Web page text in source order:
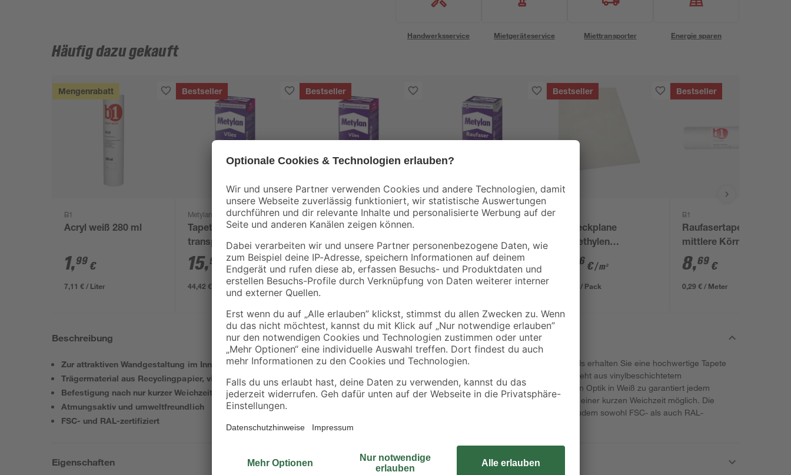
Handwerksservice Mietgeräteservice Miettransporter Energie sparen
Häufig dazu gekauft
Mengenrabatt
B1
Acryl weiß 280 ml
1,99 €
7,11 € / Liter
Bestseller
Metylan
Tapetenkleister 'Vlies'
transparent 360 g
15,99 €
44,42 € / Kilogramm
Bestseller
Metylan
Tapetenkleister 'Vlies'
transparent 180 g
9,39 €
52,17 € / Kilogramm
Metylan
'Raufaser'
transparent 360 g
13,69€
38,03 € / Kilogramm
Bestseller
Abdeckplane
Polyethylen
transparent 4 x 5 m
06 €/ m²
1,29 € / Pack
Bestseller
B1
Raufasertapete
mittlere Körnung
weiß 0,53 x 30 m
8,69 €
0,29 € / Meter
Beschreibung
Zur attraktiven Wandgestaltung im Innenbereich
Trägermaterial aus Recyclingpapier, vinylbeschichtet
Befestigung nach nur kurzer Weichzeit
Atmungsaktiv und umweltfreundlich
FSC- und RAL-zertifiziert
Mit der Vinyltapete "Decke" der Marke Livingwalls erhalten Sie eine hochwertige Tapete
zur Gestaltung der eigenen vier Wände. Sie besteht aus vinylbeschichtetem
Recyclingpapier und passt dank ihrer klassischen Optik in Weiß zu garantiert jedem
Einrichtungsstil. Die Befestigung ist bereits nach einer kurzen Weichzeit möglich. Die
Tapete ist atmungsaktiv, umweltfreundlich und zudem sowohl FSC- als auch RAL-
Eigenschaften